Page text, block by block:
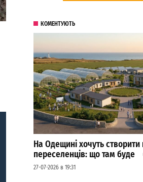
КОМЕНТУЮТЬ
На Одещині хочуть
переселенців: що там буде
27-07-2026 в 19:31